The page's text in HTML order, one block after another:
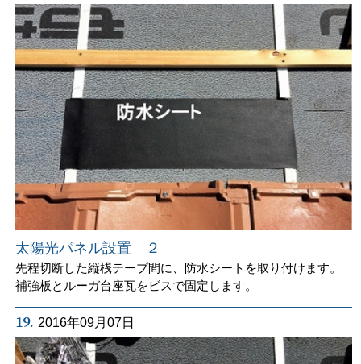
太陽光パネル設置 ２
先程切断した縦桟テープ間に、防水シートを取り付けます。
補強板とルーガ台座瓦をビスで固定します。
19. 2016年09月07日